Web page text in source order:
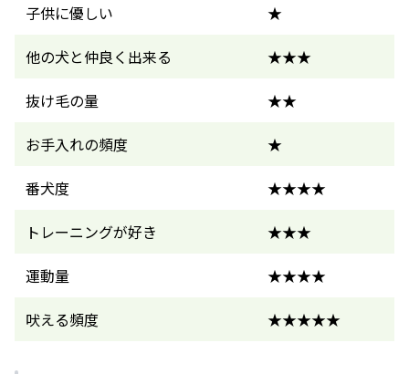
子供に優しい
★
他の犬と仲良く出来る
★★★
抜け毛の量
★★
お手入れの頻度
★
番犬度
★★★★
トレーニングが好き
★★★
運動量
★★★★
吠える頻度
★★★★★